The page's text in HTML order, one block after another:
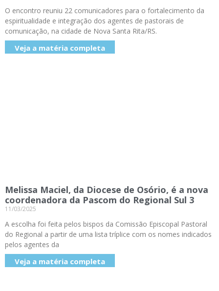
O encontro reuniu 22 comunicadores para o fortalecimento da
espiritualidade e integração dos agentes de pastorais de
comunicação, na cidade de Nova Santa Rita/RS.
Veja a matéria completa
Melissa Maciel, da Diocese de Osório, é a nova
coordenadora da Pascom do Regional Sul 3
11/03/2025
A escolha foi feita pelos bispos da Comissão Episcopal Pastoral
do Regional a partir de uma lista tríplice com os nomes indicados
pelos agentes da
Veja a matéria completa